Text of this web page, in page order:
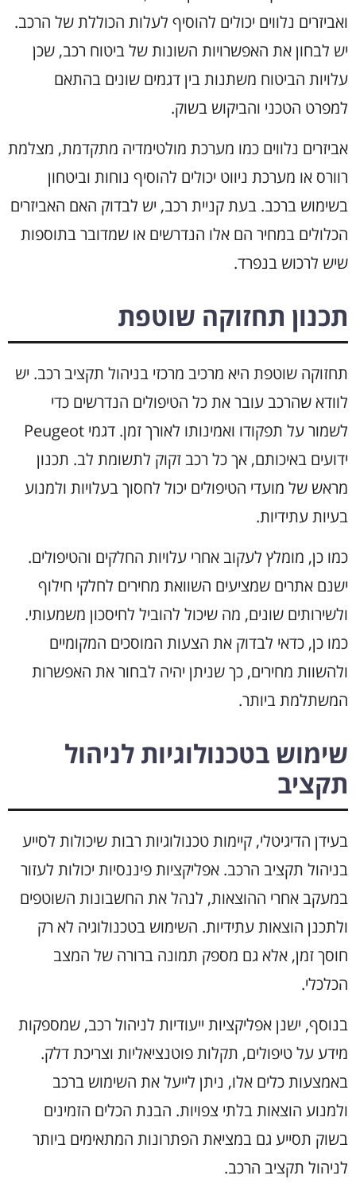
ואביזרים נלווים יכולים להוסיף לעלות הכוללת של הרכב.
יש לבחון את האפשרויות השונות של ביטוח רכב, שכן
עלויות הביטוח משתנות בין דגמים שונים בהתאם
למפרט הטכני והביקוש בשוק.
אביזרים נלווים כמו מערכת מולטימדיה מתקדמת, מצלמת
רוורס או מערכת ניווט יכולים להוסיף נוחות וביטחון
בשימוש ברכב. בעת קניית רכב, יש לבדוק האם האביזרים
הכלולים במחיר הם אלו הנדרשים או שמדובר בתוספות
שיש לרכוש בנפרד.
תכנון תחזוקה שוטפת
תחזוקה שוטפת היא מרכיב מרכזי בניהול תקציב רכב. יש
לוודא שהרכב עובר את כל הטיפולים הנדרשים כדי
לשמור על תפקודו ואמינותו לאורך זמן. דגמי Peugeot
ידועים באיכותם, אך כל רכב זקוק לתשומת לב. תכנון
מראש של מועדי הטיפולים יכול לחסוך בעלויות ולמנוע
בעיות עתידיות.
כמו כן, מומלץ לעקוב אחרי עלויות החלקים והטיפולים.
ישנם אתרים שמציעים השוואת מחירים לחלקי חילוף
ולשירותים שונים, מה שיכול להוביל לחיסכון משמעותי.
כמו כן, כדאי לבדוק את הצעות המוסכים המקומיים
ולהשוות מחירים, כך שניתן יהיה לבחור את האפשרות
המשתלמת ביותר.
שימוש בטכנולוגיות לניהול
תקציב
בעידן הדיגיטלי, קיימות טכנולוגיות רבות שיכולות לסייע
בניהול תקציב הרכב. אפליקציות פיננסיות יכולות לעזור
במעקב אחרי ההוצאות, לנהל את החשבונות השוטפים
ולתכנן הוצאות עתידיות. השימוש בטכנולוגיה לא רק
חוסך זמן, אלא גם מספק תמונה ברורה של המצב
הכלכלי.
בנוסף, ישנן אפליקציות ייעודיות לניהול רכב, שמספקות
מידע על טיפולים, תקלות פוטנציאליות וצריכת דלק.
באמצעות כלים אלו, ניתן לייעל את השימוש ברכב
ולמנוע הוצאות בלתי צפויות. הבנת הכלים הזמינים
בשוק תסייע גם במציאת הפתרונות המתאימים ביותר
לניהול תקציב הרכב.